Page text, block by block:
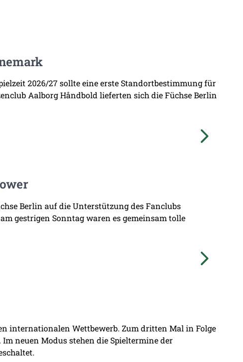
2026/27 sollte eine erste Standortbestimmung für
Aalborg Håndbold lieferten sich die Füchse Berlin
Berlin auf die Unterstützung des Fanclubs
gestrigen Sonntag waren es gemeinsam tolle
internationalen Wettbewerb. Zum dritten Mal in Folge
neuen Modus stehen die Spieltermine der